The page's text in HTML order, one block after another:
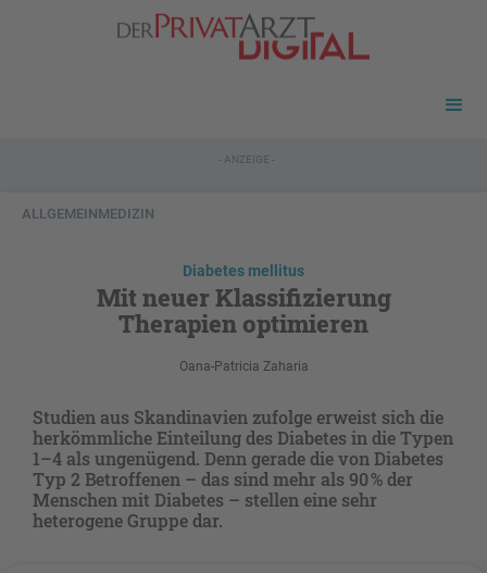
- ANZEIGE -
ALLGEMEINMEDIZIN
Diabetes mellitus
Mit neuer Klassifizierung
Therapien optimieren
Oana-Patricia Zaharia
Studien aus Skandinavien zufolge erweist sich die
herkömmliche Einteilung des Diabetes in die Typen
1–4 als ungenügend. Denn gerade die von Diabetes
Typ 2 Betroffenen – das sind mehr als 90 % der
Menschen mit Diabetes – stellen eine sehr
heterogene Gruppe dar.